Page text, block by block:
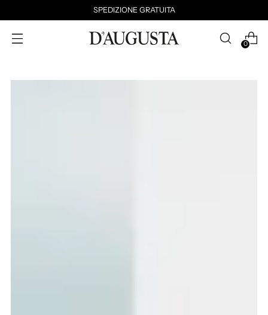
SPEDIZIONE GRATUITA
0